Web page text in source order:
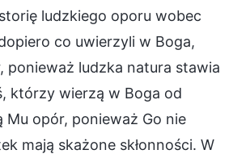
ludzkiego oporu wobec
co uwierzyli w Boga,
ponieważ ludzka natura stawia
którzy wierzą w Boga od
Mu opór, ponieważ Go nie
mają skażone skłonności. W